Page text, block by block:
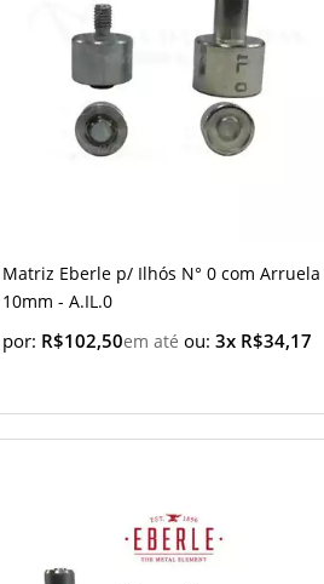
Matriz Eberle p/ Ilhós N° 0 com Arruela
10mm - A.IL.0
por: R$102,50 ou: 3x R$34,17